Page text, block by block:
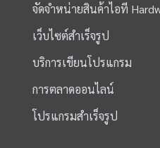
จัดจำหน่ายสินค้าไอที
เว็บไซต์สำเร็จรูป
บริการเขียนโปรแกรม
การตลาดออนไลน์
โปรแกรมสำเร็จรูป